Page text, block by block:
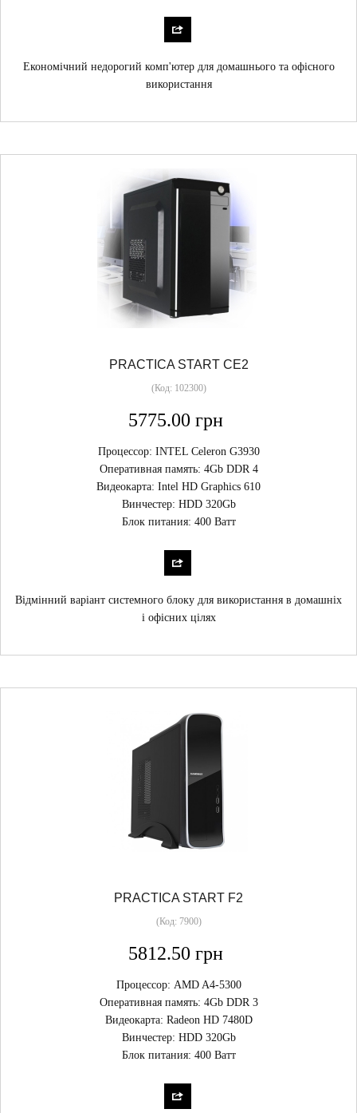
Економічний недорогий комп'ютер для домашнього та офісного
використання
PRACTICA START CE2
(Код: 102300)
5775.00 грн
Процессор: INTEL Celeron G3930
Оперативная память: 4Gb DDR 4
Видеокарта: Intel HD Graphics 610
Винчестер: HDD 320Gb
Блок питания: 400 Ватт
Відмінний варіант системного блоку для використання в домашніх
і офісних цілях
PRACTICA START F2
(Код: 7900)
5812.50 грн
Процессор: AMD A4-5300
Оперативная память: 4Gb DDR 3
Видеокарта: Radeon HD 7480D
Винчестер: HDD 320Gb
Блок питания: 400 Ватт